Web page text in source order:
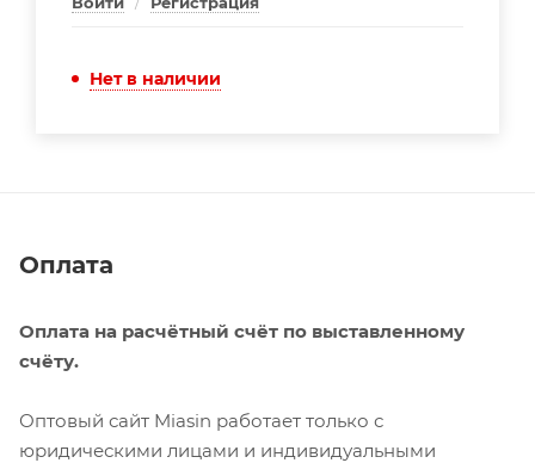
Нет в наличии
Оплата
Оплата на расчётный счёт по выставленному
счёту.
Оптовый сайт Miasin работает только с
юридическими лицами и индивидуальными